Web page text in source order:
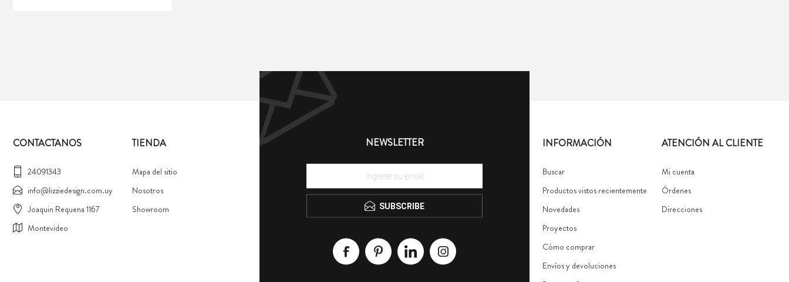
NEWSLETTER
SUBSCRIBE
CONTACTANOS
24091343
info@lizziedesign.com.uy
Joaquin Requena 1167
Montevideo
TIENDA
Mapa del sitio
Nosotros
Showroom
INFORMACIÓN
Buscar
Productos vistos recientemente
Novedades
Proyectos
Cómo comprar
Envíos y devoluciones
ATENCIÓN AL CLIENTE
Mi cuenta
Órdenes
Direcciones